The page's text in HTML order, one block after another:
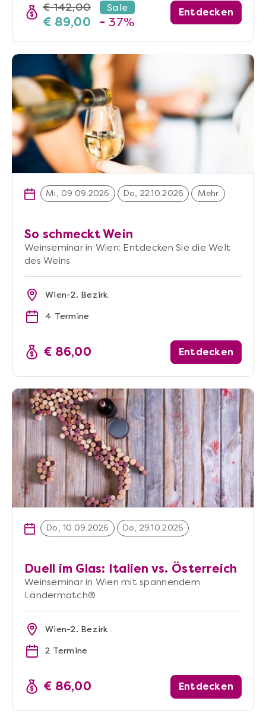
€ 142,00 Sale
€ 89,00 - 37%
Entdecken
Mi, 09.09.2026 Do, 22.10.2026 Mehr
So schmeckt Wein
Weinseminar in Wien: Entdecken Sie die Welt
des Weins
Wien-2. Bezirk
4 Termine
€ 86,00 Entdecken
Do, 10.09.2026 Do, 29.10.2026
Duell im Glas: Italien vs. Österreich
Weinseminar in Wien mit spannendem
Ländermatch®
Wien-2. Bezirk
2 Termine
€ 86,00 Entdecken